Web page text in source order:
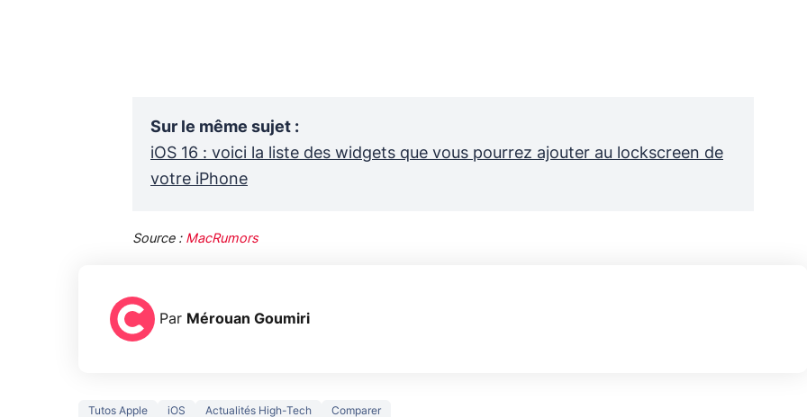
Sur le même sujet :
iOS 16 : voici la liste des widgets que vous pourrez ajouter au lockscreen de
votre iPhone
Source : MacRumors
Par Mérouan Goumiri
Tutos Apple iOS Actualités High-Tech Comparer